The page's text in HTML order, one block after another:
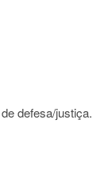
defesa/justiça.